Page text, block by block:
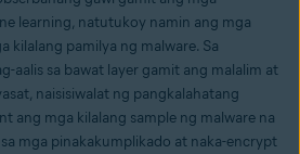
learning, natutukoy namin ang mga
kilalang pamilya ng malware. Sa
aalis sa bawat layer gamit ang malalim at
naisisiwalat ng pangkalahatang
ang mga kilalang sample ng malware na
mga pinakakumplikado at naka-encrypt